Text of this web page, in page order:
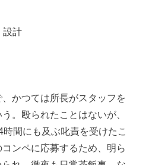
設計
かつては所長がスタッフを
。殴られたことはないが、
間にも及ぶ叱責を受けたこ
ンペに応募するため、明ら